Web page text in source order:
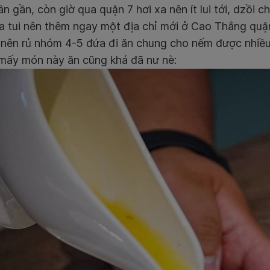
gần, còn giờ qua quận 7 hơi xa nên ít lui tới, dzồi
tui nên thêm ngay một địa chỉ mới ở Cao Thắng
rủ nhóm 4-5 đứa đi ăn chung cho nếm được
món này ăn cũng khá đã nư nè: